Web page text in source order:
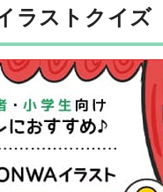
ラストクイズ